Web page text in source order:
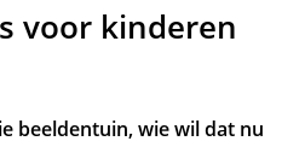
voor kinderen
beeldentuin, wie wil dat nu